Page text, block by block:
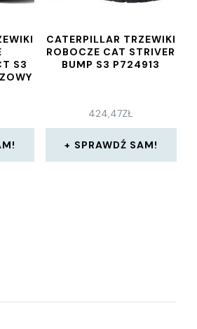
S3
CATERPILLAR TRZEWIKI
ROBOCZE CAT STRIVER
BUMP S3 P724913
424,47ZŁ
SPRAWDŹ SAM!